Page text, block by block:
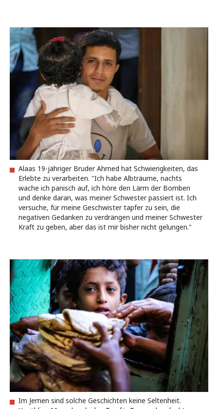
Alaas 19-jähriger Bruder Ahmed hat Schwierigkeiten, das
Erlebte zu verarbeiten. "Ich habe Albträume, nachts
wache ich panisch auf, ich höre den Lärm der Bomben
und denke daran, was meiner Schwester passiert ist. Ich
versuche, für meine Geschwister tapfer zu sein, die
negativen Gedanken zu verdrängen und meiner Schwester
Kraft zu geben, aber das ist mir bisher nicht gelungen."
Im Jemen sind solche Geschichten keine Seltenheit.